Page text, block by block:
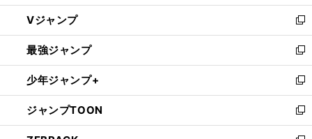
ウ
ィ
ン
ド
ウ
で
開
く
し
い
ウ
ィ
ン
ド
ウ
で
開
Vジャンプ
新
し
い
ウ
ィ
ン
ド
ウ
最強ジャンプ
新
し
い
ウ
ィ
ン
少年ジャンプ+
新
し
い
ウ
ジャンプTOON
新
し